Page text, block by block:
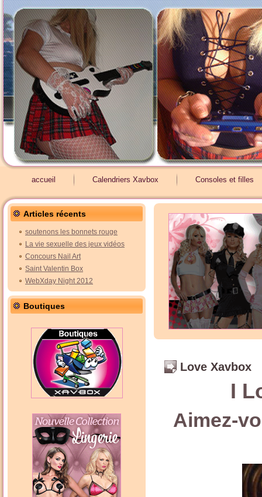
accueil Calendriers Xavbox Consoles et filles
Articles récents
soutenons les bonnets rouge
La vie sexuelle des jeux vidéos
Concours Nail Art
Saint Valentin Box
WebXday Night 2012
Boutiques
Love Xavbox
I
Aimez-